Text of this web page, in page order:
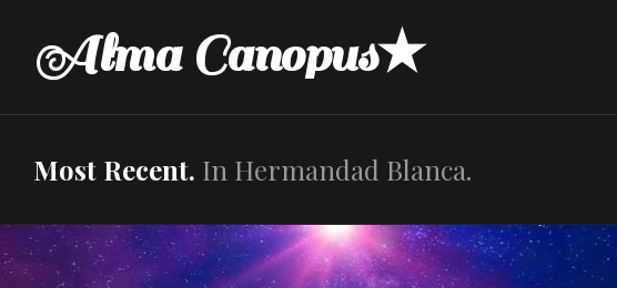
contentAlma Canopus★
Most Recent. In Hermandad Blanca.